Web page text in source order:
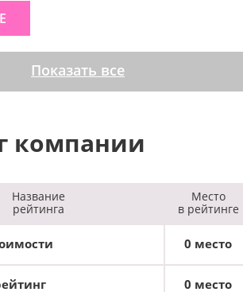
Показать все
компании
Название
рейтинга
Место
в рейтинге
0 место
0 место